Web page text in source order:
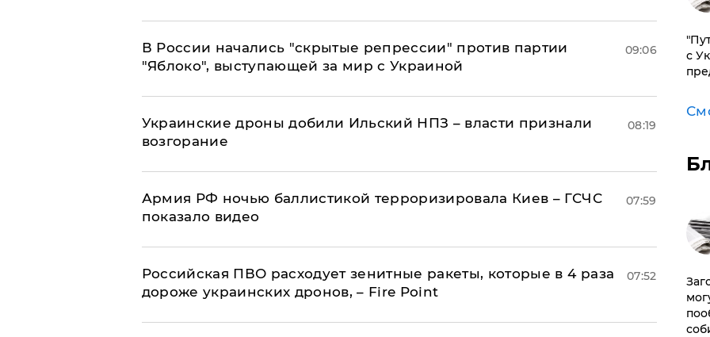
В России начались "скрытые репрессии" против партии
"Яблоко", выступающей за мир с Украиной
09:06
Украинские дроны добили Ильский НПЗ – власти признали
возгорание
08:19
Армия РФ ночью баллистикой терроризировала Киев – ГСЧС
показало видео
07:59
Российская ПВО расходует зенитные ракеты, которые в 4 раза
дороже украинских дронов, – Fire Point
07:52
с